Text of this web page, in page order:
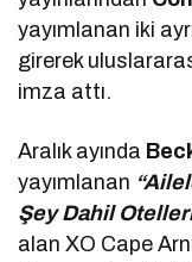
yayımlanan iki
girerek
imza attı.
Aralık ayında
yayımlanan
Şey Dahil
alan XO Cape